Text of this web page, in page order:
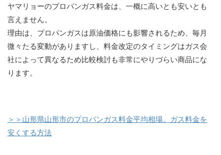
ヤマリョーのプロパンガス料金は、一概に高いとも安いとも
言えません。
理由は、プロパンガスは原油価格にも影響されるため、毎月
微々たる変動がありますし、料金改定のタイミングはガス会
社によって異なるため比較検討も非常にやりづらい商品にな
ります。
＞＞山形県山形市のプロパンガス料金平均相場。ガス料金を
安くする方法